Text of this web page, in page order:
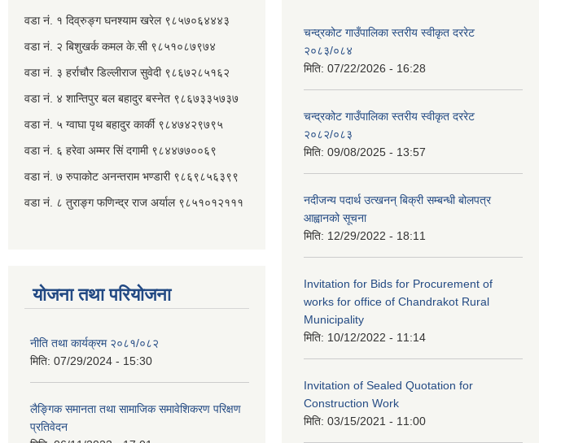
वडा नं. १ दिव्रुङ्ग घनश्याम खरेल ९८५७०६४४४३
वडा नं. २ ‌‍बिशुखर्क कमल के.सी ९८५१०८७९७४
वडा नं. ३ हर्राचौर डिल्लीराज सुवेदी ९८६७२८५१६२
वडा नं. ४ शान्तिपुर बल बहादुर बस्नेत​ ९८६७३३५७३७
वडा नं. ५ ग्वाघा पृथ बहादुर कार्की ९८४७४२९७९५
वडा नं. ६ हरेवा अम्मर सिं दगामी​ ९८४४७७००६९
वडा नं. ७ ‌‍रुपाकोट अनन्तराम भण्डारी ९८६९८५६३९९
वडा नं. ८ तुराङ्ग फणिन्द्र राज अर्याल ९८५१०१२१११
योजना तथा परियोजना
नीति तथा कार्यक्रम २०८१/०८२
मिति: 07/29/2024 - 15:30
लैङ्गिक समानता तथा सामाजिक समावेशिकरण परिक्षण
प्रतिवेदन
चन्द्रकोट गाउँपालिका स्तरीय स्वीकृत दररेट
२०८३/०८४
मिति: 07/22/2026 - 16:28
चन्द्रकोट गाउँपालिका स्तरीय स्वीकृत दररेट
२०८२/०८३
मिति: 09/08/2025 - 13:57
नदीजन्य पदार्थ उत्खनन् बिक्री सम्बन्धी बोलपत्र
आह्वानको सूचना
मिति: 12/29/2022 - 18:11
Invitation for Bids for Procurement of
works for office of Chandrakot Rural
Municipality
मिति: 10/12/2022 - 11:14
Invitation of Sealed Quotation for
Construction Work
मिति: 03/15/2021 - 11:00